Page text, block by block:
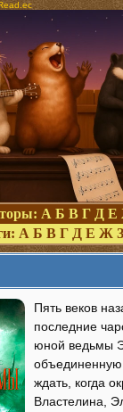
А Б В Г Д Е
А Б В Г Д Е Ж З
Пять веков
последние
юной ведьмы
ждать, когда
Властелина,